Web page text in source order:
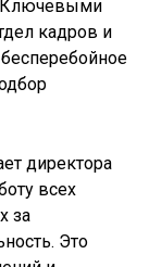
Ключевыми
кадров и
директора
всех
за
Это